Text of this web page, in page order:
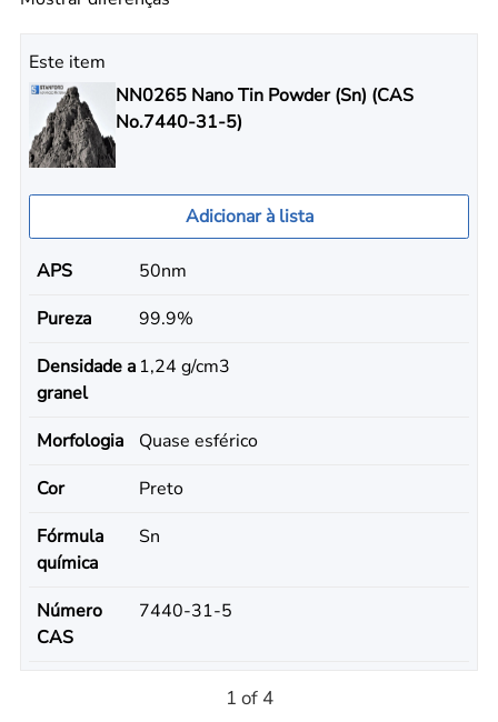
Este item
NN0265 Nano Tin Powder (Sn) (CAS
No.7440-31-5)
Adicionar à lista
APS
50nm
Pureza
99.9%
Densidade a
granel
1,24 g/cm3
Morfologia
Quase esférico
Cor
Preto
Fórmula
química
Sn
Número
CAS
7440-31-5
1 of 4